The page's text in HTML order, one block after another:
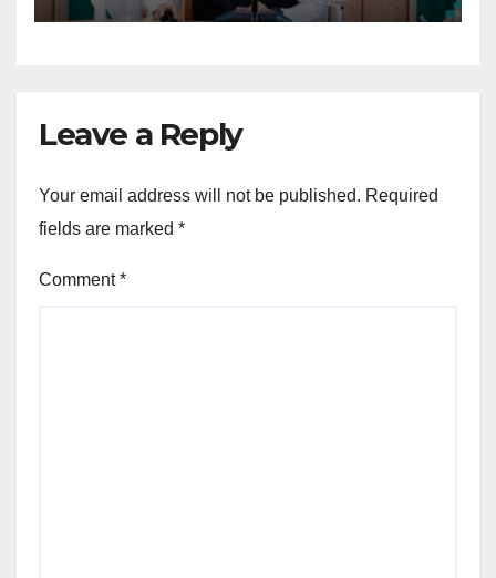
Leave a Reply
Your email address will not be published. Required
fields are marked *
Comment*